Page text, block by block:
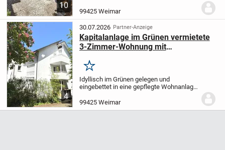
10
Weimar-Tiefurt verbindet den besonderen
Charakter eines gewachsenen Hauses
mit modernem...
99425 Weimar
4
30.07.2026 Partner-Anzeige
Kapitalanlage im Grünen vermietete
3-Zimmer-Wohnung mit
Merken
Idyllisch im Grünen gelegen und
eingebettet in eine gepflegte Wohnanlage
Eigentumswohnung eine interessante
Möglichkeit für Anleger, die auf langfristig
99425 Weimar